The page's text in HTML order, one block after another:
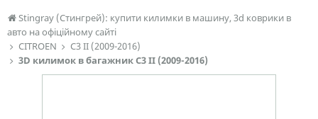
Stingray (Стингрей): купити килимки в машину, 3d коврики в
авто на офіційному сайті
CITROEN
C3 II (2009-2016)
3D килимок в багажник C3 II (2009-2016)